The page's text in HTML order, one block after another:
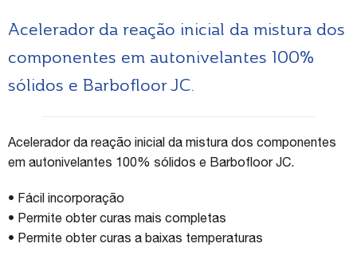
Acelerador da reação inicial da mistura dos
componentes em autonivelantes 100%
sólidos e Barbofloor JC.
Acelerador da reação inicial da mistura dos componentes
em autonivelantes 100% sólidos e Barbofloor JC.
• Fácil incorporação
• Permite obter curas mais completas
• Permite obter curas a baixas temperaturas